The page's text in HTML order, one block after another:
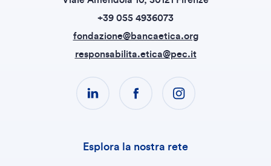
+39 055 4936073
fondazione@bancaetica.org
responsabilita.etica@pec.it
Esplora la nostra rete